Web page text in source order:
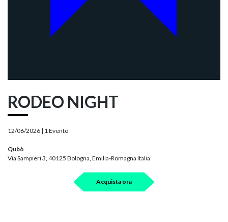
RODEO NIGHT
12/06/2026 | 1 Evento
Qubò
Via Sampieri 3, 40125 Bologna, Emilia-Romagna Italia
Acquista ora